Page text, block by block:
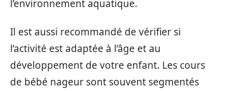
l’environnement aquatique.
Il est aussi recommandé de vérifier si
l’activité est adaptée à l’âge et au
développement de votre enfant. Les cours
de bébé nageur sont souvent segmentés